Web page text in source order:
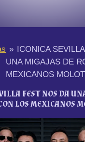
»
ICONICA
UNA MIGAJAS DE
MEXICANOS
FEST NOS DA
LOS MEXICANOS